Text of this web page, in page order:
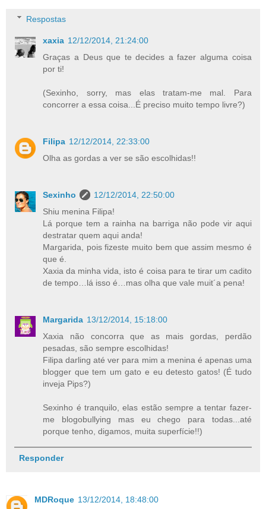
Respostas
xaxia 12/12/2014, 21:24:00
Graças a Deus que te decides a fazer alguma coisa
por ti!
(Sexinho, sorry, mas elas tratam-me mal. Para
concorrer a essa coisa...É preciso muito tempo livre?)
Filipa 12/12/2014, 22:33:00
Olha as gordas a ver se são escolhidas!!
Sexinho
12/12/2014, 22:50:00
Shiu menina Filipa!
Lá porque tem a rainha na barriga não pode vir aqui
destratar quem aqui anda!
Margarida, pois fizeste muito bem que assim mesmo é
que é.
Xaxia da minha vida, isto é coisa para te tirar um cadito
de tempo…lá isso é…mas olha que vale muit´a pena!
Margarida 13/12/2014, 15:18:00
Xaxia não concorra que as mais gordas, perdão
pesadas, são sempre escolhidas!
Filipa darling até ver para mim a menina é apenas uma
blogger que tem um gato e eu detesto gatos! (É tudo
inveja Pips?)
Sexinho é tranquilo, elas estão sempre a tentar fazer-
me blogobullying mas eu chego para todas...até
porque tenho, digamos, muita superfície!!)
Responder
MDRoque 13/12/2014, 18:48:00